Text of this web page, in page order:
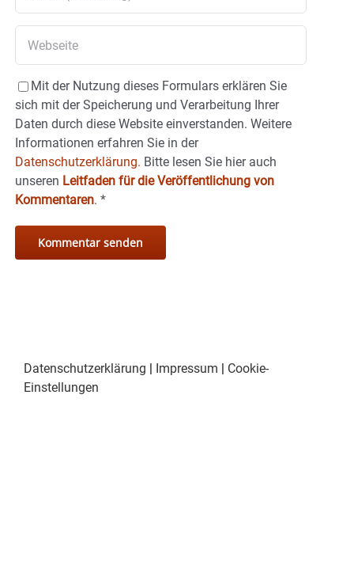
Mit der Nutzung dieses Formulars erklären Sie
sich mit der Speicherung und Verarbeitung Ihrer
Daten durch diese Website einverstanden. Weitere
Informationen erfahren Sie in der
Datenschutzerklärung. Bitte lesen Sie hier auch
unseren Leitfaden für die Veröffentlichung von
Kommentaren. *
Datenschutzerklärung | Impressum | Cookie-
Einstellungen